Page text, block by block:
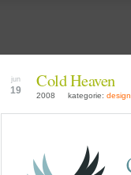
jun
19 Cold Heaven
2008 kategorie: design